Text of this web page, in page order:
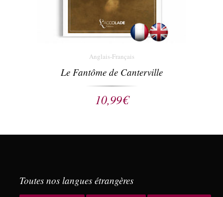
Anglais-Français
Le Fantôme de Canterville
10,99€
Toutes nos langues étrangères